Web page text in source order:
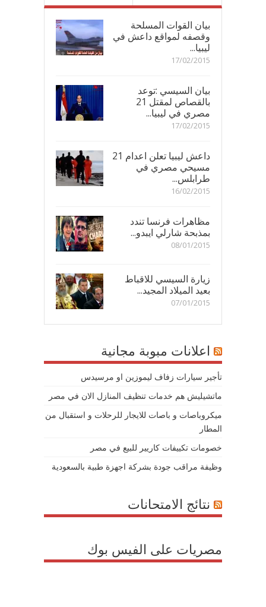
بيان القوات المسلحة
وقصفه لمواقع داعش في
ليبيا...
17/02/2015
بيان السيسي :توعد
بالقصاص لمقتل 21
مصري في ليبيا...
17/02/2015
داعش ليبيا تعلن اعدام 21
مسيحي مصري في
طرابلس...
16/02/2015
مظاهرات فرنسا تندد
بمذبحة شارلي ايبدو...
08/01/2015
زيارة السيسي للاقباط
بعيد الميلاد المجيد...
07/01/2015
اعلانات مبوبة مجانية
تأجير سيارات زفاف ليموزين او مرسيدس
ماتشيليش هم خدمات تنظيف المنازل الان في مصر
ميكروباصات و باصات للايجار للرحلات و استقبال من
المطار
خصومات تكييفات كاريير للبيع في مصر
وظيفة مراقب جودة بشركة اجهزة طبية بالسعودية
نتائج الامتحانات
مصريات على الفيس بوك